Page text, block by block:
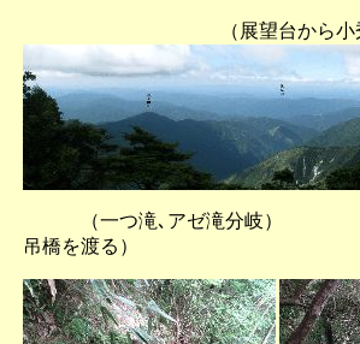
（展望台から小秀山方面
（一つ滝､アゼ滝分岐）
吊橋を渡る）